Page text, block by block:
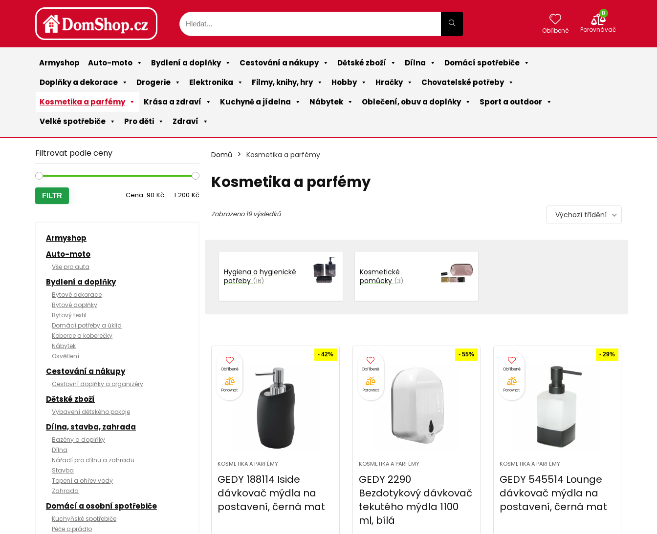
Oblíbené
0
Porovnávač
Armyshop Auto-moto Bydlení a doplňky Cestování a nákupy Dětské zboží Dílna
Domácí spotřebiče
Doplňky a dekorace
Drogerie Elektronika Filmy, knihy, hry Hobby Hračky
Chovatelské potřeby
Kosmetika a parfémy
Krása a zdraví Kuchyně a jídelna Nábytek Oblečení, obuv a doplňky
Sport a outdoor
Velké spotřebiče
Pro děti Zdraví
Filtrovat podle ceny
Minimální
cena
Maximální
cena
FILTR Cena: 90 Kč — 1 200 Kč
Armyshop
Auto-moto
Vše pro auta
Bydlení a doplňky
Bytové dekorace
Bytové doplňky
Bytový textil
Domácí potřeby a úklid
Koberce a koberečky
Nábytek
Osvětlení
Cestování a nákupy
Cestovní doplňky a organizéry
Dětské zboží
Vybavení dětského pokoje
Dílna, stavba, zahrada
Bazény a doplňky
Dílna
Nářadí pro dílnu a zahradu
Stavba
Topení a ohřev vody
Zahrada
Domácí a osobní spotřebiče
Kuchyňské spotřebiče
Péče o prádlo
Domů Kosmetika a parfémy
Kosmetika a parfémy
Zobrazeno 19 výsledků Výchozí třídění
Hygiena a hygienické
potřeby (16)
Kosmetické
pomůcky (3)
Porovnat
- 42%
KOSMETIKA A PARFÉMY
GEDY 188114 Iside
dávkovač mýdla na
postavení, černá mat
Porovnat
- 55%
KOSMETIKA A PARFÉMY
GEDY 2290
Bezdotykový dávkovač
tekutého mýdla 1100
ml, bílá
Porovnat
- 29%
KOSMETIKA A PARFÉMY
GEDY 545514 Lounge
dávkovač mýdla na
postavení, černá mat